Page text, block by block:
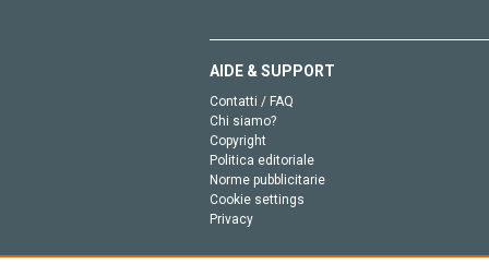
AIDE & SUPPORT
Contatti / FAQ
Chi siamo?
Copyright
Politica editoriale
Norme pubblicitarie
Cookie settings
Privacy